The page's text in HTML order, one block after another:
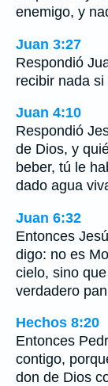
enemigo, y
Juan 3:27
Respondió
recibir nada
Juan 4:10
Respondió
de Dios, y
beber, tú le
dado agua
Juan 6:32
Entonces
digo: no es
cielo, sino
verdadero
Hechos 8:20
Entonces
contigo,
don de Dios